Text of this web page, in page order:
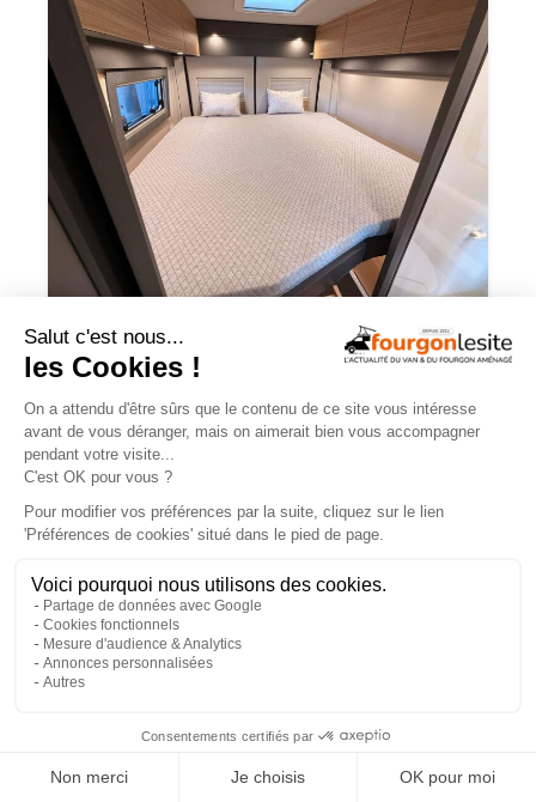
Malibu relax – une flexibilité totale pour
la nouvelle disposition 640 LE XR
présentation de l’Hymer Grand Canyon